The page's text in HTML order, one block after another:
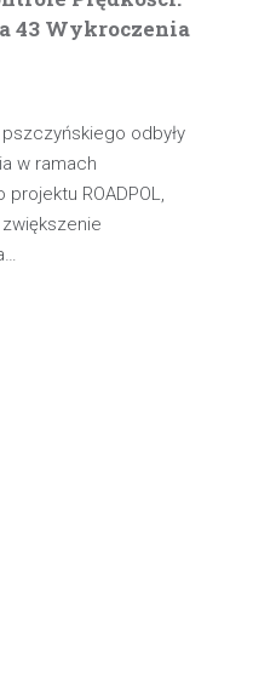
43 Wykroczenia
odbyły
w ramach
ROADPOL,